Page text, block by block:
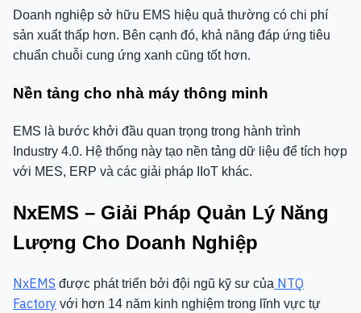
Doanh nghiệp sở hữu EMS hiệu quả thường có chi phí
sản xuất thấp hơn. Bên cạnh đó, khả năng đáp ứng tiêu
chuẩn chuỗi cung ứng xanh cũng tốt hơn.
Nền tảng cho nhà máy thông minh
EMS là bước khởi đầu quan trọng trong hành trình
Industry 4.0. Hệ thống này tạo nền tảng dữ liệu để tích hợp
với MES, ERP và các giải pháp IIoT khác.
NxEMS – Giải Pháp Quản Lý Năng
Lượng Cho Doanh Nghiệp
NxEMS được phát triển bởi đội ngũ kỹ sư của NTQ
Factory với hơn 14 năm kinh nghiệm trong lĩnh vực tự